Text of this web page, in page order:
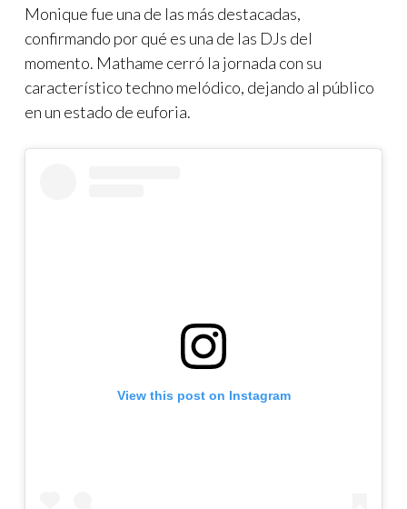
Monique fue una de las más destacadas,
confirmando por qué es una de las DJs del
momento. Mathame cerró la jornada con su
característico techno melódico, dejando al público
en un estado de euforia.
View this post on Instagram